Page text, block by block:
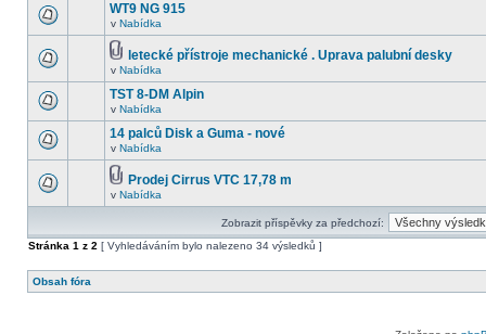
WT9 NG 915
v Nabídka
letecké přístroje mechanické . Uprava palubní desky
v Nabídka
TST 8-DM Alpin
v Nabídka
14 palců Disk a Guma - nové
v Nabídka
Prodej Cirrus VTC 17,78 m
v Nabídka
Zobrazit příspěvky za předchozí:
Stránka 1 z 2 [ Vyhledáváním bylo nalezeno 34 výsledků ]
Obsah fóra